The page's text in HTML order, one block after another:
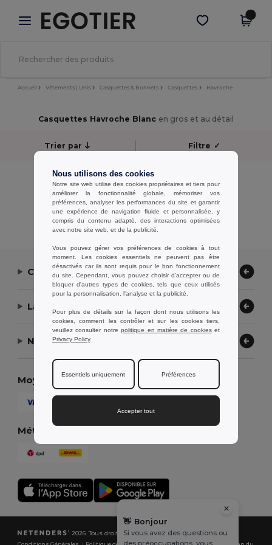
× Appli Egotier
Meilleurs prix sur l’app !
Obtenir l'appli
Accueil Vêtements | Unis Casquettes & Bonnets Casquettes Havroche
Casquettes Havroche Blanc en gros et au détail
Trier par Filtre ✓
Aucun résultat.
Aucun résultat.
Affichage De Tous Les Produits.
Contactez-nous
Laissez-nous vous aider
Notre entreprise
Moyens de paiement
Méthodes d'expédition
2026. Tous droits réservés
Nous utilisons des cookies
Notre site web utilise des cookies propriétaires et tiers pour
améliorer la fonctionnalité globale, mémoriser vos
préférences, analyser les performances du site et garantir
une expérience de navigation fluide et personnalisée, y
compris du contenu adapté, des interactions optimisées
avec notre site web, et de la publicité.
Vous pouvez gérer vos préférences de cookies à tout
moment. Les cookies essentiels ne peuvent pas être
désactivés car ils sont requis pour le bon fonctionnement
du site. Cependant, vous pouvez choisir d’accepter ou de
bloquer d'autres types de cookies, tels que ceux utilisés
pour la personnalisation, l'analyse et la publicité.
Pour plus de détails sur la façon dont nous utilisons les
cookies, comment les contrôler et sur les cookies tiers,
veuillez consulter notrepolitique en matière de cookieset
Privacy Policy.
Essentiels uniquement Préférences
Accepter tout
👋 Bonjour
Si vous avez des questions ou
des préoccupations, vous